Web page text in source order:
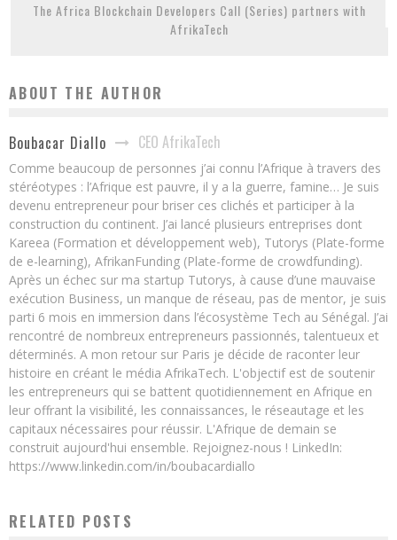
The Africa Blockchain Developers Call (Series) partners with
AfrikaTech
ABOUT THE AUTHOR
Boubacar Diallo CEO AfrikaTech
Comme beaucoup de personnes j’ai connu l’Afrique à travers des
stéréotypes : l’Afrique est pauvre, il y a la guerre, famine… Je suis
devenu entrepreneur pour briser ces clichés et participer à la
construction du continent. J’ai lancé plusieurs entreprises dont
Kareea (Formation et développement web), Tutorys (Plate-forme
de e-learning), AfrikanFunding (Plate-forme de crowdfunding).
Après un échec sur ma startup Tutorys, à cause d’une mauvaise
exécution Business, un manque de réseau, pas de mentor, je suis
parti 6 mois en immersion dans l’écosystème Tech au Sénégal. J’ai
rencontré de nombreux entrepreneurs passionnés, talentueux et
déterminés. A mon retour sur Paris je décide de raconter leur
histoire en créant le média AfrikaTech. L'objectif est de soutenir
les entrepreneurs qui se battent quotidiennement en Afrique en
leur offrant la visibilité, les connaissances, le réseautage et les
capitaux nécessaires pour réussir. L'Afrique de demain se
construit aujourd'hui ensemble. Rejoignez-nous ! LinkedIn:
https://www.linkedin.com/in/boubacardiallo
RELATED POSTS